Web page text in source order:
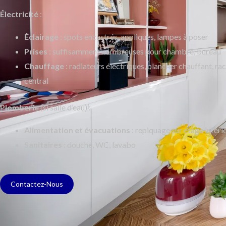
Électricité :
Éclairage : spots encastrés, appliques, lampes à poser
Prises : suffisamment nombreuses pour chambre, bureau
Chauffage : radiateurs électriques, plancher chauffant,
central
Plomberie(si salle d’eau) :
Alimentation et évacuations : repiquage sur étage
: douche, WC, lavabo
Contactez-Nous